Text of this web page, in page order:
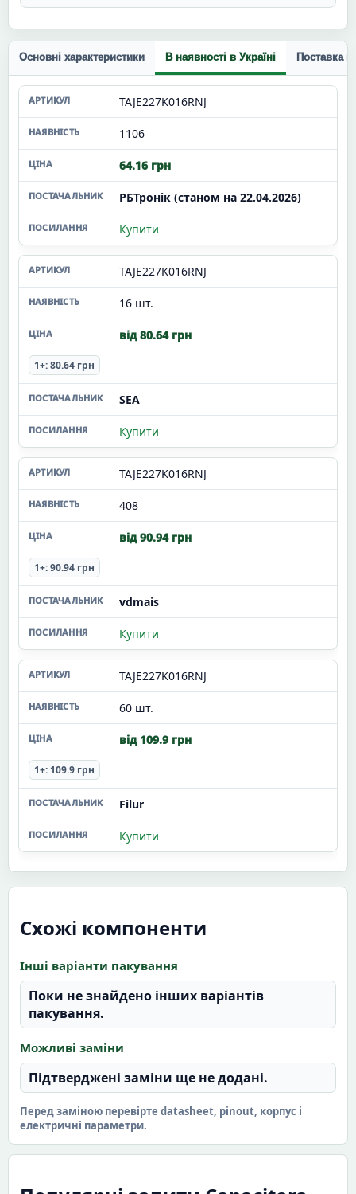
Основні характеристики В наявності в Україні Поставка
TAJE227K016RNJ
1106
64.16 грн
РБТронік (станом на 22.04.2026)
Купити
TAJE227K016RNJ
16 шт.
від 80.64 грн
1+: 80.64 грн
SEA
Купити
TAJE227K016RNJ
408
від 90.94 грн
1+: 90.94 грн
vdmais
Купити
TAJE227K016RNJ
60 шт.
від 109.9 грн
1+: 109.9 грн
Filur
Купити
Схожі компоненти
Інші варіанти пакування
Поки не знайдено інших варіантів
пакування.
Можливі заміни
Підтверджені заміни ще не додані.
Перед заміною перевірте datasheet, pinout, корпус і
електричні параметри.